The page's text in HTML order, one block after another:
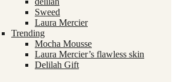
Sweed
Laura Mercier
Trending
Mocha Mousse
Laura Mercier’s flawless skin
Delilah Gift